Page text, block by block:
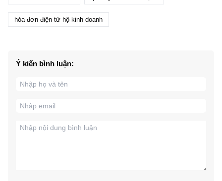
hóa đơn điện tử hộ kinh doanh
Ý kiến bình luận: